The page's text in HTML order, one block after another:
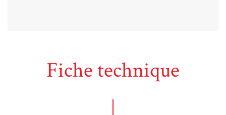
Fiche technique